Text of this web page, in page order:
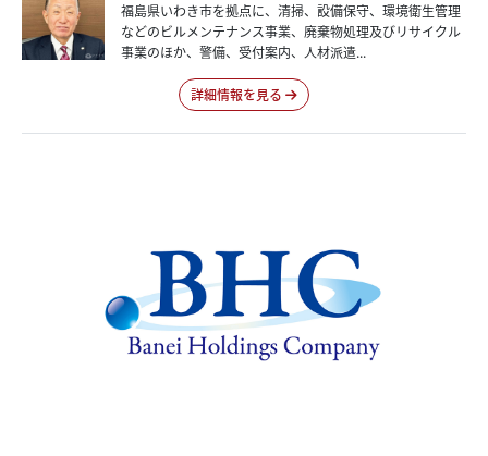
福島県いわき市を拠点に、清掃、設備保守、環境衛生管理
などのビルメンテナンス事業、廃棄物処理及びリサイクル
事業のほか、警備、受付案内、人材派遣...
詳細情報を見る